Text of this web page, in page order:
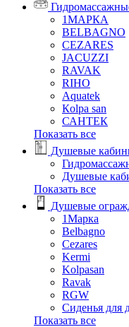
1МАРКА
BELBAGNO
CEZARES
JACUZZI
RAVAK
RIHO
Аquatek
Кolpa san
САНТЕК
Показать все
Душевые
Душевые
Показать все
Душевые
1Марка
Belbagno
Cezares
Kermi
Kolpasan
Ravak
RGW
Сиденья для
Показать все